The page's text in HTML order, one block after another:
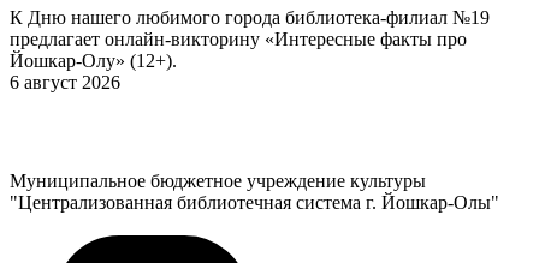
К Дню нашего любимого города библиотека-филиал №19
предлагает онлайн-викторину «Интересные факты про
Йошкар-Олу» (12+).
6 август 2026
Муниципальное бюджетное учреждение культуры
"Централизованная библиотечная система г. Йошкар-Олы"